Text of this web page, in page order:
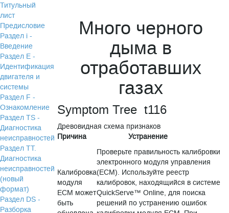
Титульный
лист
Предисловие
Раздел i -
Введение
Раздел Е -
Идентификация
двигателя и
системы
Раздел F -
Ознакомление
Раздел TS -
Диагностика
неисправностей
Раздел TТ.
Диагностика
неисправностей
(новый
формат)
Раздел DS -
Разборка
Много черного
дыма в
отработавших
газах
Symptom Tree t116
Древовидная схема признаков
Причина
Устранение
Калибровка
модуля
ECM может
быть
Проверьте правильность калибровки
электронного модуля управления
(ECM). Используйте реестр
калибровок, находящийся в системе
QuickServe™ Online, для поиска
решений по устранению ошибок